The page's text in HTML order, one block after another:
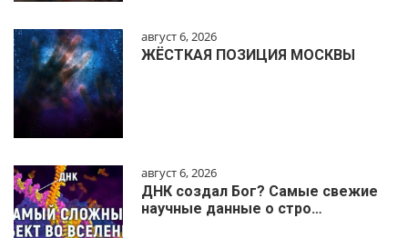
август 6, 2026
ЖЁСТКАЯ ПОЗИЦИЯ МОСКВЫ
август 6, 2026
ДНК создал Бог? Самые свежие
научные данные о стро…